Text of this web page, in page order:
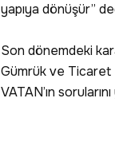
yapıya dönüşür”
Son dönemdeki
Gümrük ve Ticaret
VATAN’ın sorularını